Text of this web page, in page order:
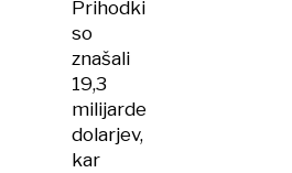
Prihodki
so
znašali
19,3
milijarde
dolarjev,
kar